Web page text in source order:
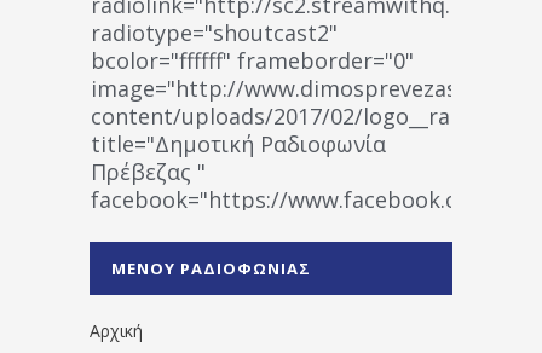
radiotype="shoutcast2"
bcolor="ffffff" frameborder="0"
image="http://www.dimosprevezas.gr/wp-
content/uploads/2017/02/
title="Δημοτική Ραδιοφωνία
Πρέβεζας "
facebook="https://www.facebook.com/
1531194763766854/" artist="" ]
ΜΕΝΟΥ ΡΑΔΙΟΦΩΝΙΑΣ
Αρχική